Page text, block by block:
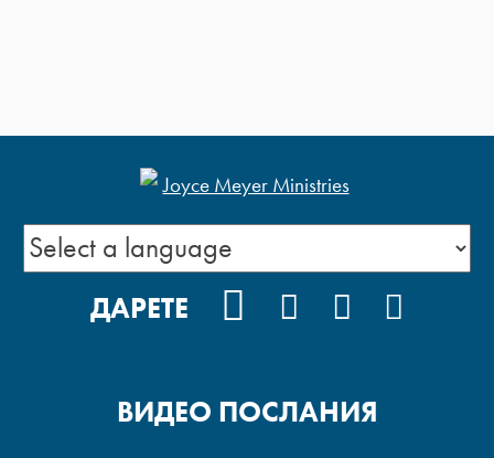
ДАРЕТЕ FACEBOOK
INSTAGRAM
YOUTUBE
ВИДЕО ПОСЛАНИЯ